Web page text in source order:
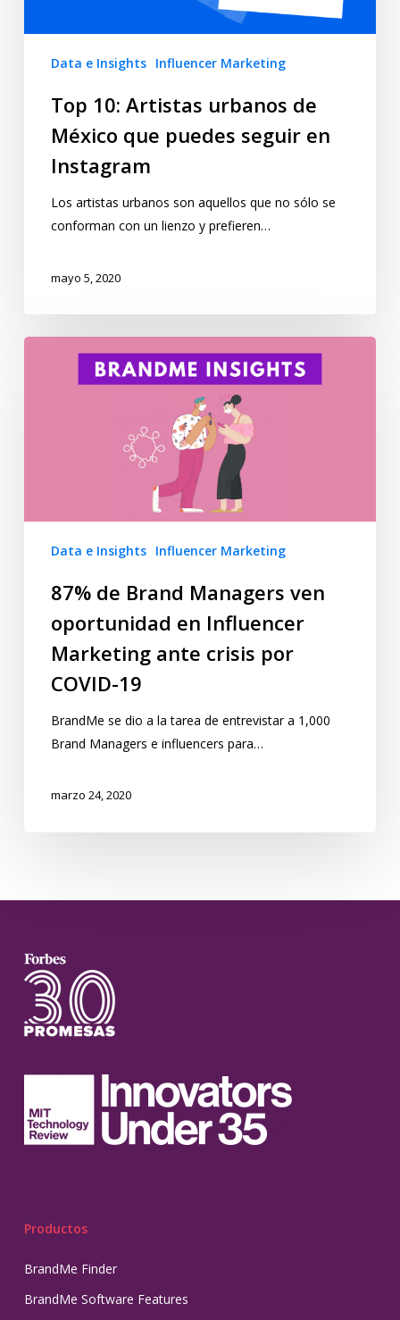
Data e Insights Influencer Marketing
Top 10: Artistas urbanos de
México que puedes seguir en
Instagram
Los artistas urbanos son aquellos que no sólo se
conforman con un lienzo y prefieren…
mayo 5, 2020
Data e Insights Influencer Marketing
87% de Brand Managers ven
oportunidad en Influencer
Marketing ante crisis por
COVID-19
BrandMe se dio a la tarea de entrevistar a 1,000
Brand Managers e influencers para…
marzo 24, 2020
Productos
BrandMe Finder
BrandMe Software Features